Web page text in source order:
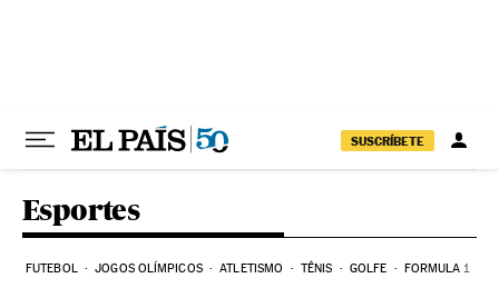
SUSCRÍBETE
Esportes
FUTEBOL JOGOS OLÍMPICOS ATLETISMO TÊNIS GOLFE FORMULA 1